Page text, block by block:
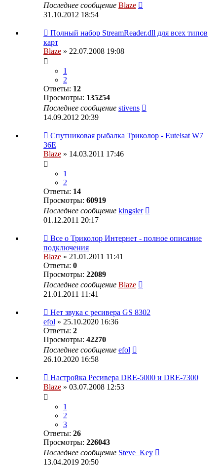
Последнее сообщение Blaze
31.10.2012 18:54
Полный набор StreamReader.dll для всех типов
карт
Blaze » 22.07.2008 19:08
1
2
Ответы: 12
Просмотры: 135254
Последнее сообщение stivens
14.09.2012 20:39
Спутниковая рыбалка Триколор - Eutelsat W7
36E
Blaze » 14.03.2011 17:46
1
2
Ответы: 14
Просмотры: 60919
Последнее сообщение kingsler
01.12.2011 20:17
Все о Триколор Интернет - полное описание
подключения
Blaze » 21.01.2011 11:41
Ответы: 0
Просмотры: 22089
Последнее сообщение Blaze
21.01.2011 11:41
Нет звука с ресивера GS 8302
efol » 25.10.2020 16:36
Ответы: 2
Просмотры: 42270
Последнее сообщение efol
26.10.2020 16:58
Настройка Ресивера DRE-5000 и DRE-7300
Blaze » 03.07.2008 12:53
1
2
3
Ответы: 26
Просмотры: 226043
Последнее сообщение Steve_Key
13.04.2019 20:50